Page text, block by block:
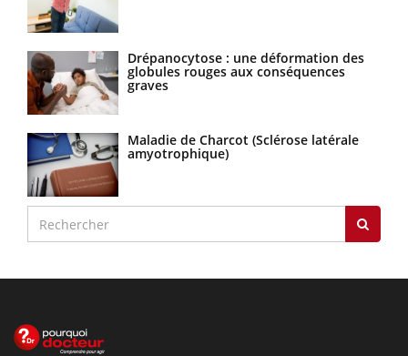
Drépanocytose : une déformation des
globules rouges aux conséquences
graves
Maladie de Charcot (Sclérose latérale
amyotrophique)